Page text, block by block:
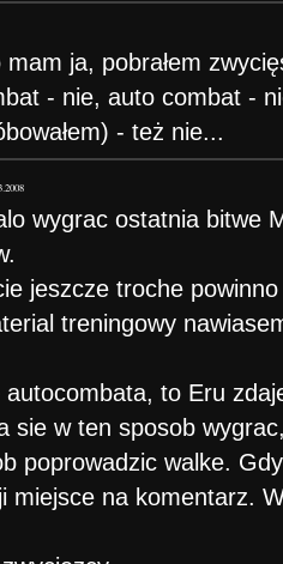
mam ja, pobrałem
- nie, auto combat -
- też nie...
wygrac ostatnia bitwe
jeszcze troche
treningowy
autocombata, to Eru
sie w ten sposob
poprowadzic walke.
miejsce na komentarz.